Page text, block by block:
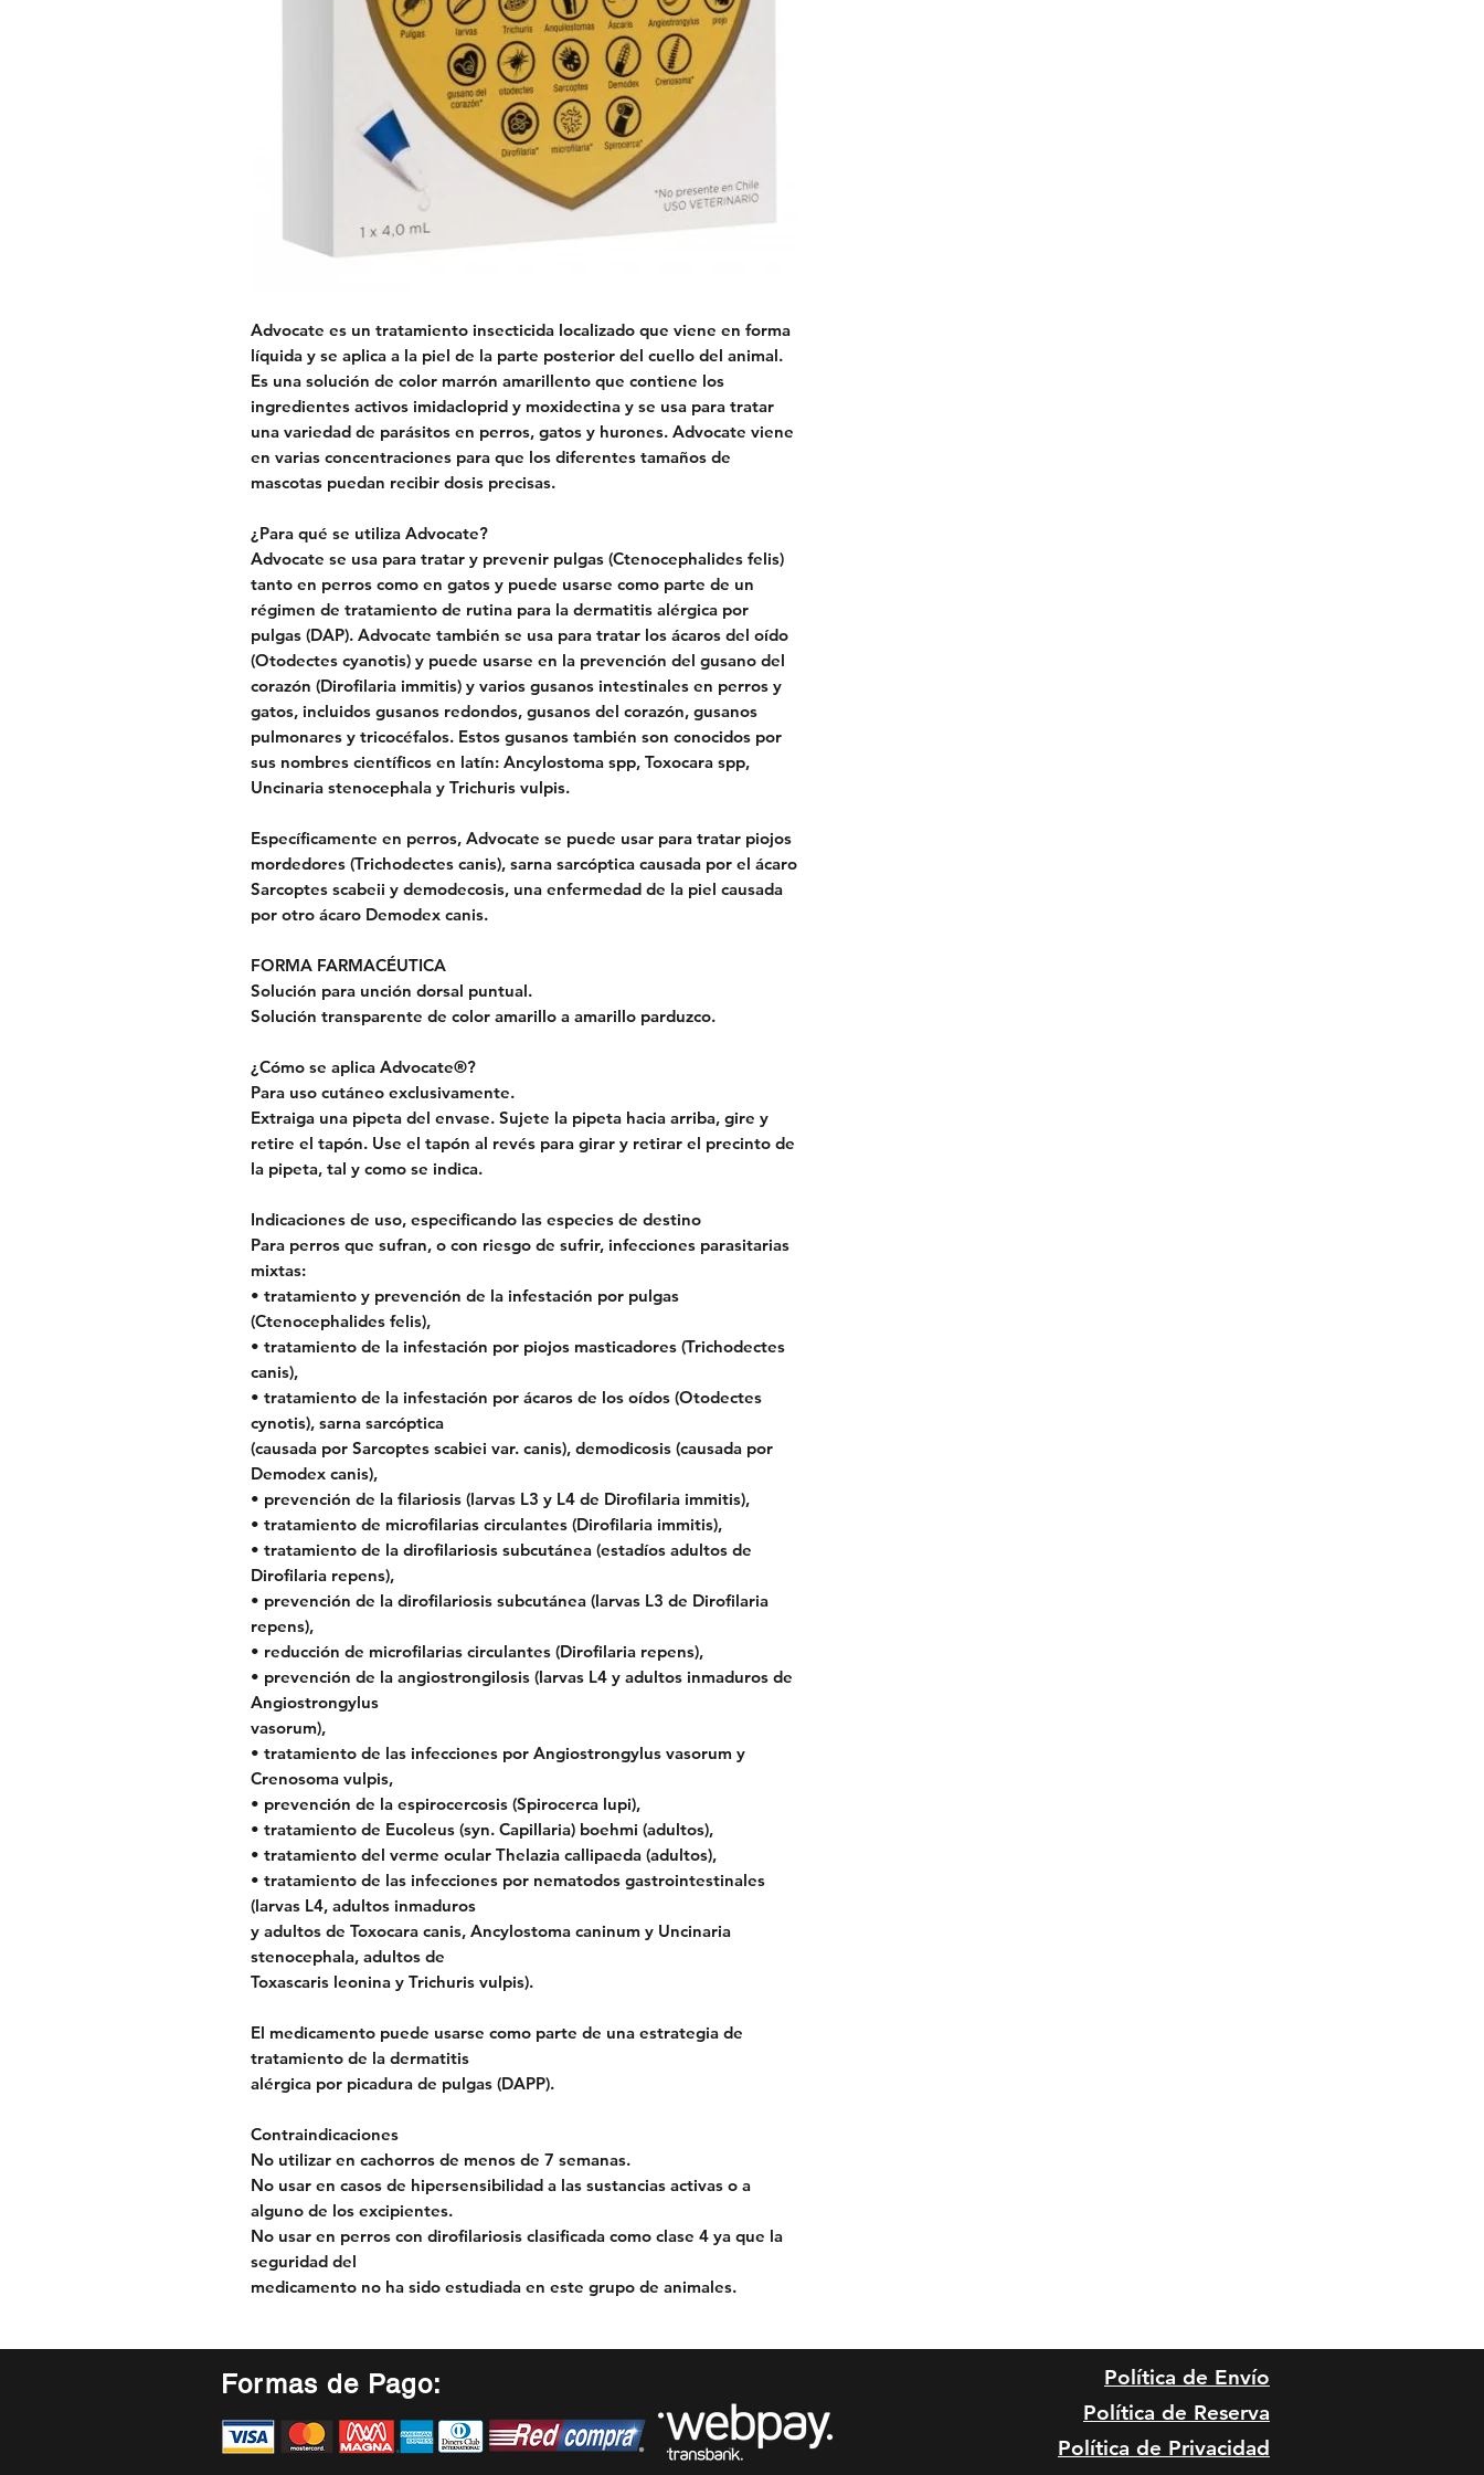
Advocate es un tratamiento insecticida localizado que viene en forma
líquida y se aplica a la piel de la parte posterior del cuello del animal.
Es una solución de color marrón amarillento que contiene los
ingredientes activos imidacloprid y moxidectina y se usa para tratar
una variedad de parásitos en perros, gatos y hurones. Advocate viene
en varias concentraciones para que los diferentes tamaños de
mascotas puedan recibir dosis precisas.
¿Para qué se utiliza Advocate?
Advocate se usa para tratar y prevenir pulgas (Ctenocephalides felis)
tanto en perros como en gatos y puede usarse como parte de un
régimen de tratamiento de rutina para la dermatitis alérgica por
pulgas (DAP). Advocate también se usa para tratar los ácaros del oído
(Otodectes cyanotis) y puede usarse en la prevención del gusano del
corazón (Dirofilaria immitis) y varios gusanos intestinales en perros y
gatos, incluidos gusanos redondos, gusanos del corazón, gusanos
pulmonares y tricocéfalos. Estos gusanos también son conocidos por
sus nombres científicos en latín: Ancylostoma spp, Toxocara spp,
Uncinaria stenocephala y Trichuris vulpis.
Específicamente en perros, Advocate se puede usar para tratar piojos
mordedores (Trichodectes canis), sarna sarcóptica causada por el ácaro
Sarcoptes scabeii y demodecosis, una enfermedad de la piel causada
por otro ácaro Demodex canis.
FORMA FARMACÉUTICA
Solución para unción dorsal puntual.
Solución transparente de color amarillo a amarillo parduzco.
¿Cómo se aplica Advocate®?
Para uso cutáneo exclusivamente.
Extraiga una pipeta del envase. Sujete la pipeta hacia arriba, gire y
retire el tapón. Use el tapón al revés para girar y retirar el precinto de
la pipeta, tal y como se indica.
Indicaciones de uso, especificando las especies de destino
Para perros que sufran, o con riesgo de sufrir, infecciones parasitarias
mixtas:
• tratamiento y prevención de la infestación por pulgas
(Ctenocephalides felis),
• tratamiento de la infestación por piojos masticadores (Trichodectes
canis),
• tratamiento de la infestación por ácaros de los oídos (Otodectes
cynotis), sarna sarcóptica
(causada por Sarcoptes scabiei var. canis), demodicosis (causada por
Demodex canis),
• prevención de la filariosis (larvas L3 y L4 de Dirofilaria immitis),
• tratamiento de microfilarias circulantes (Dirofilaria immitis),
• tratamiento de la dirofilariosis subcutánea (estadíos adultos de
Dirofilaria repens),
• prevención de la dirofilariosis subcutánea (larvas L3 de Dirofilaria
repens),
• reducción de microfilarias circulantes (Dirofilaria repens),
• prevención de la angiostrongilosis (larvas L4 y adultos inmaduros de
Angiostrongylus
vasorum),
• tratamiento de las infecciones por Angiostrongylus vasorum y
Crenosoma vulpis,
• prevención de la espirocercosis (Spirocerca lupi),
• tratamiento de Eucoleus (syn. Capillaria) boehmi (adultos),
• tratamiento del verme ocular Thelazia callipaeda (adultos),
• tratamiento de las infecciones por nematodos gastrointestinales
(larvas L4, adultos inmaduros
y adultos de Toxocara canis, Ancylostoma caninum y Uncinaria
stenocephala, adultos de
Toxascaris leonina y Trichuris vulpis).
El medicamento puede usarse como parte de una estrategia de
tratamiento de la dermatitis
alérgica por picadura de pulgas (DAPP).
Contraindicaciones
No utilizar en cachorros de menos de 7 semanas.
No usar en casos de hipersensibilidad a las sustancias activas o a
alguno de los excipientes.
No usar en perros con dirofilariosis clasificada como clase 4 ya que la
seguridad del
medicamento no ha sido estudiada en este grupo de animales.
Formas de Pago:
Política de Envío
Política de Reserva
Política de Privacidad